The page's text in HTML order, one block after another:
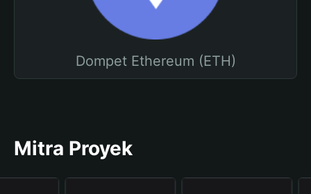
Dompet Ethereum (ETH)
Mitra Proyek